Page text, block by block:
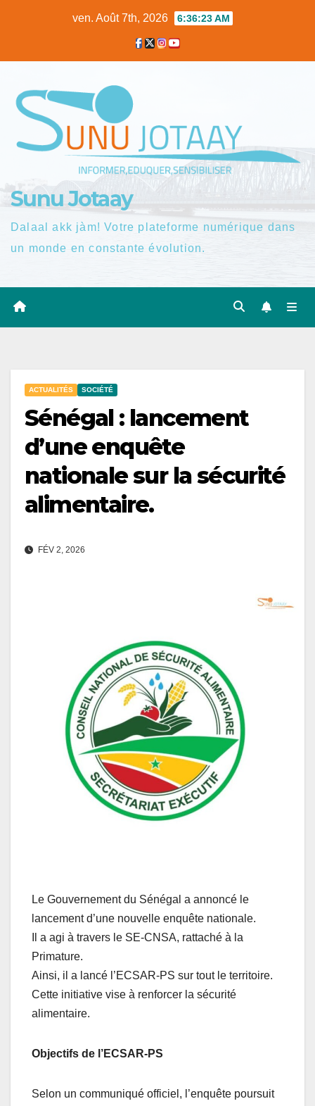
ven. Août 7th, 2026 6:36:24 AM
Sunu Jotaay
Dalaal akk jàm! Votre plateforme numérique dans
un monde en constante évolution.
ACTUALITÉS SOCIÉTÉ
Sénégal : lancement
d’une enquête
nationale sur la sécurité
alimentaire.
FÉV 2, 2026
Le Gouvernement du Sénégal a annoncé le
lancement d’une nouvelle enquête nationale.
Il a agi à travers le SE-CNSA, rattaché à la
Primature.
Ainsi, il a lancé l’ECSAR-PS sur tout le territoire.
Cette initiative vise à renforcer la sécurité
alimentaire.
Objectifs de l’ECSAR-PS
Selon un communiqué officiel, l’enquête poursuit